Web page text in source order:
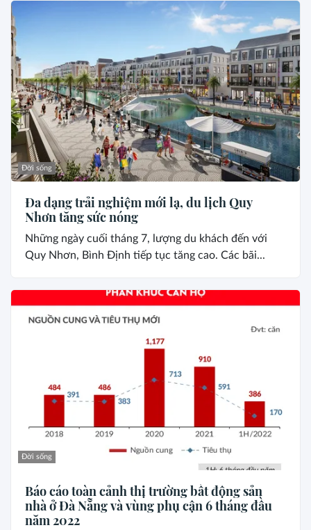
Đời sống
Đa dạng trải nghiệm mới lạ, du lịch Quy
Nhơn tăng sức nóng
Những ngày cuối tháng 7, lượng du khách đến với
Quy Nhơn, Bình Định tiếp tục tăng cao. Các bãi...
Đời sống
Báo cáo toàn cảnh thị trường bất động sản
nhà ở Đà Nẵng và vùng phụ cận 6 tháng đầu
năm 2022